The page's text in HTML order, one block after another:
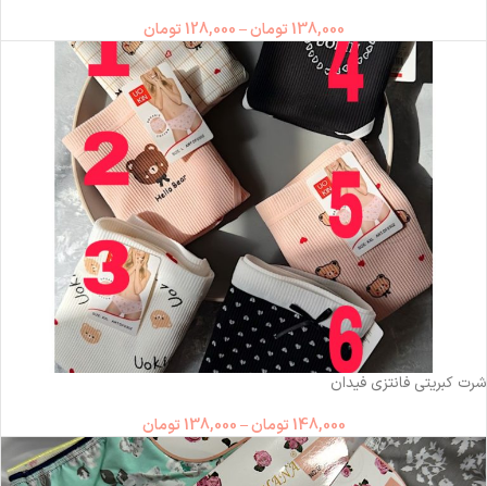
138,000 تومان–
128,000 تومان
شرت کبریتی فانتزی فیدان
148,000 تومان–
138,000 تومان